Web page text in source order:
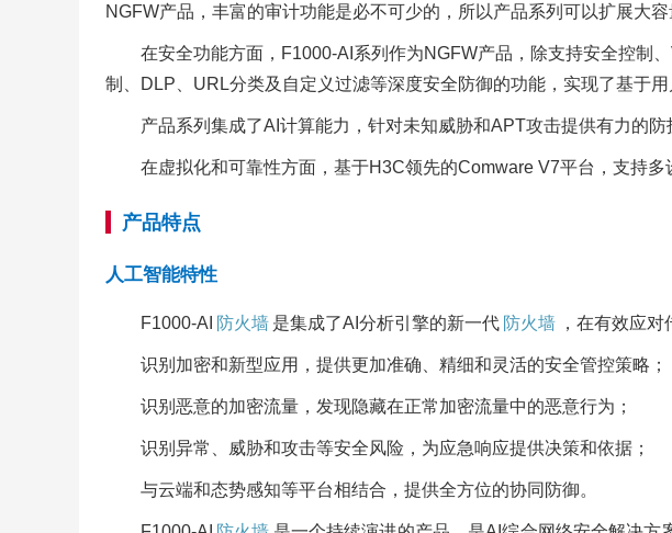
NGFW产品，丰富的审计功能是必不可少的，所以产品系列可以扩展大
在安全功能方面，F1000-AI系列作为NGFW产品，除支持安全控制
制、DLP、URL分类及自定义过滤等深度安全防御的功能，实现了基于
产品系列集成了AI计算能力，针对未知威胁和APT攻击提供有力的
在虚拟化和可靠性方面，基于H3C领先的Comware V7平台，支持
产品特点
人工智能特性
F1000-AI 防火墙 是集成了AI分析引擎的新一代 防火墙 ，在有效应
识别加密和新型应用，提供更加准确、精细和灵活的安全管控策略；
识别恶意的加密流量，发现隐藏在正常加密流量中的恶意行为；
识别异常、威胁和攻击等安全风险，为应急响应提供决策和依据；
与云端和态势感知等平台相结合，提供全方位的协同防御。